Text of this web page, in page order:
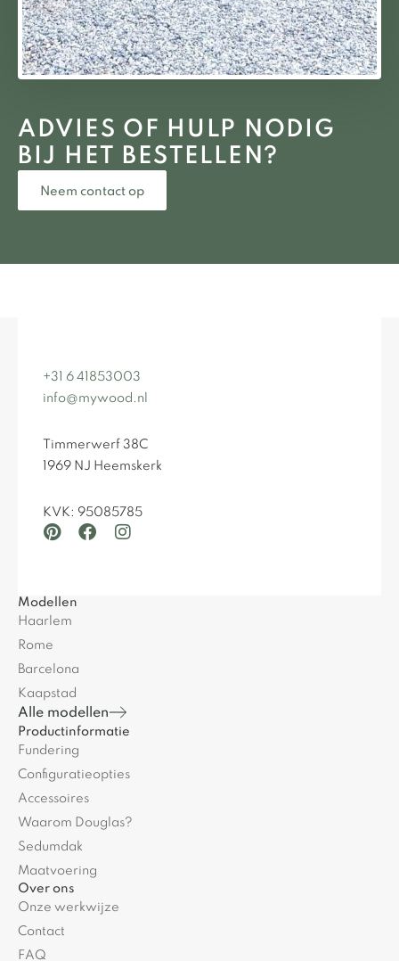
ADVIES OF HULP NODIG
BIJ HET BESTELLEN?
Neem contact op
+31 6 41853003
info@mywood.nl
Timmerwerf 38C
1969 NJ Heemskerk
KVK: 95085785
Modellen
Haarlem
Rome
Barcelona
Kaapstad
Alle modellen
Productinformatie
Fundering
Configuratieopties
Accessoires
Waarom Douglas?
Sedumdak
Maatvoering
Over ons
Onze werkwijze
Contact
FAQ